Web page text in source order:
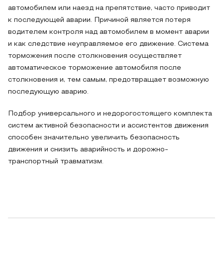
автомобилем или наезд на препятствие, часто приводит
к последующей аварии. Причиной является потеря
водителем контроля над автомобилем в момент аварии
и как следствие неуправляемое его движение. Система
торможения после столкновения осуществляет
автоматическое торможение автомобиля после
столкновения и, тем самым, предотвращает возможную
последующую аварию.
Подбор универсального и недорогостоящего комплекта
систем активной безопасности и ассистентов движения
способен значительно увеличить безопасность
движения и снизить аварийность и дорожно-
транспортный травматизм.